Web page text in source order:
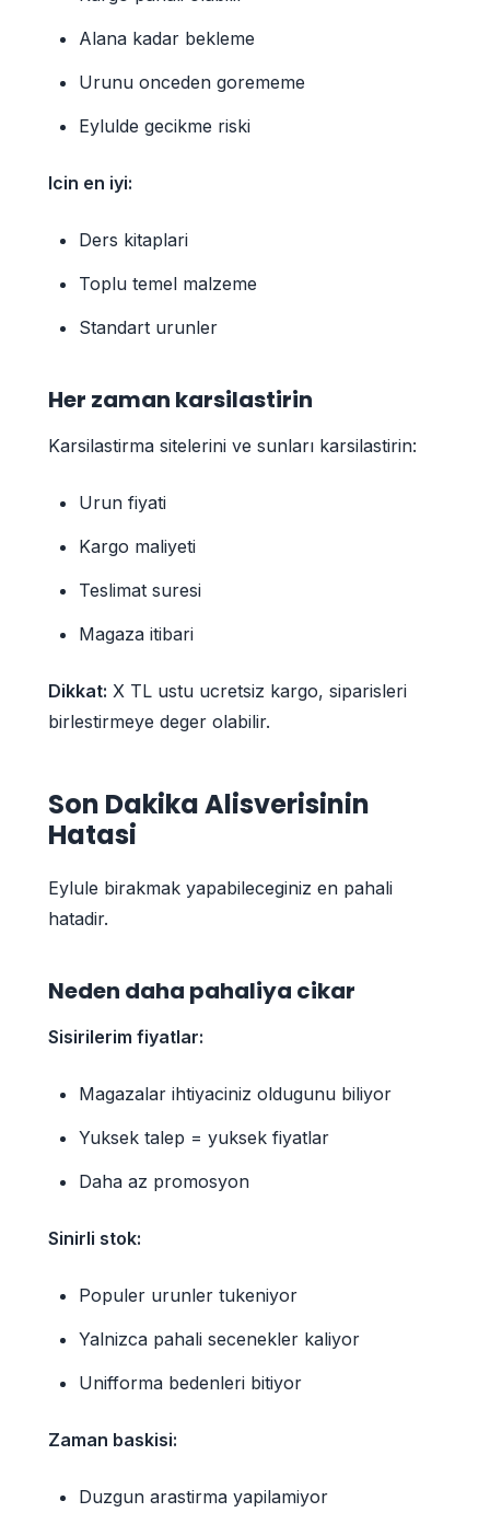
Alana kadar bekleme
Urunu onceden gorememe
Eylulde gecikme riski
Icin en iyi:
Ders kitaplari
Toplu temel malzeme
Standart urunler
Her zaman karsilastirin
Karsilastirma sitelerini ve sunları karsilastirin:
Urun fiyati
Kargo maliyeti
Teslimat suresi
Magaza itibari
Dikkat: X TL ustu ucretsiz kargo, siparisleri
birlestirmeye deger olabilir.
Son Dakika Alisverisinin
Hatasi
Eylule birakmak yapabileceginiz en pahali
hatadir.
Neden daha pahaliya cikar
Sisirilerim fiyatlar:
Magazalar ihtiyaciniz oldugunu biliyor
Yuksek talep = yuksek fiyatlar
Daha az promosyon
Sinirli stok:
Populer urunler tukeniyor
Yalnizca pahali secenekler kaliyor
Unifforma bedenleri bitiyor
Zaman baskisi:
Duzgun arastirma yapilamiyor